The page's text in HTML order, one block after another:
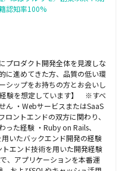
認知率100%
プロダクト開発全体を見渡しな
に進めてきた方、品質の低い環
シップをお持ちの方とお会いし
経験を想定しています】 ※すべ
ん ・WebサービスまたはSaaS
ントエンドの双方に関わり、
た経験 ・Ruby on Rails、
いたバックエンド開発の経験
トエンド技術を用いた開発経験
、アプリケーションを本番運